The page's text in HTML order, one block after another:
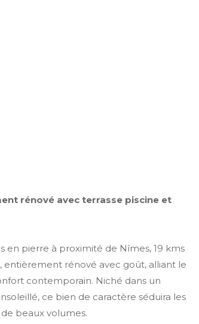
rénové avec terrasse piscine et
en pierre à proximité de Nîmes, 19 kms
entièrement rénové avec goût, alliant le
contemporain. Niché dans un
ce bien de caractère séduira les
beaux volumes.